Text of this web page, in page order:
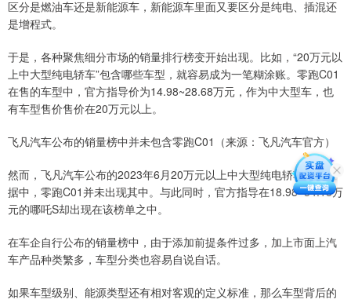
区分是燃油车还是新能源车，新能源车里面又要区分是纯电、插混还
是增程式。
于是，各种聚焦细分市场的销量排行榜变开始出现。比如，“20万元以
上中大型纯电轿车”包含哪些车型，就容易成为一笔糊涂账。零跑C01
在售的车型中，官方指导价为14.98~28.68万元，作为中大型车，也
有车型售价售价在20万元以上。
飞凡汽车公布的销量榜中并未包含零跑C01（来源：飞凡汽车官方）
然而，飞凡汽车公布的2023年6月20万元以上中大型纯电轿车销量数
据中，零跑C01并未出现其中。与此同时，官方指导在18.98~34.18万
元的哪吒S却出现在该榜单之中。
在车企自行公布的销量榜中，由于添加前提条件过多，加上市面上汽
车产品种类繁多，车型分类也容易自说自话。
如果车型级别、能源类型还有相对客观的定义标准，那么车型背后的